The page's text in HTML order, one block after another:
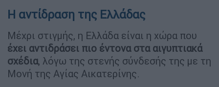
Η αντίδραση της Ελλάδας
Μέχρι στιγμής, η Ελλάδα είναι η χώρα που
έχει αντιδράσει πιο έντονα στα αιγυπτιακά
σχέδια, λόγω της στενής σύνδεσής της με τη
Μονή της Αγίας Αικατερίνης.